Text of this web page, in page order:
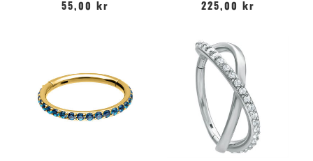
55,00 kr 225,00 kr